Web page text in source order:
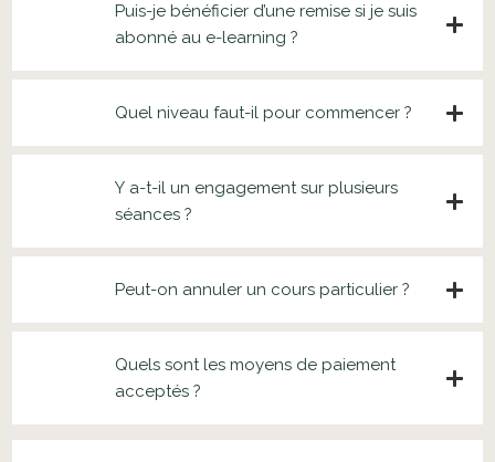
Puis-je bénéficier d’une remise si je suis
abonné au e-learning ?
Quel niveau faut-il pour commencer ?
Y a-t-il un engagement sur plusieurs
séances ?
Peut-on annuler un cours particulier ?
Quels sont les moyens de paiement
acceptés ?